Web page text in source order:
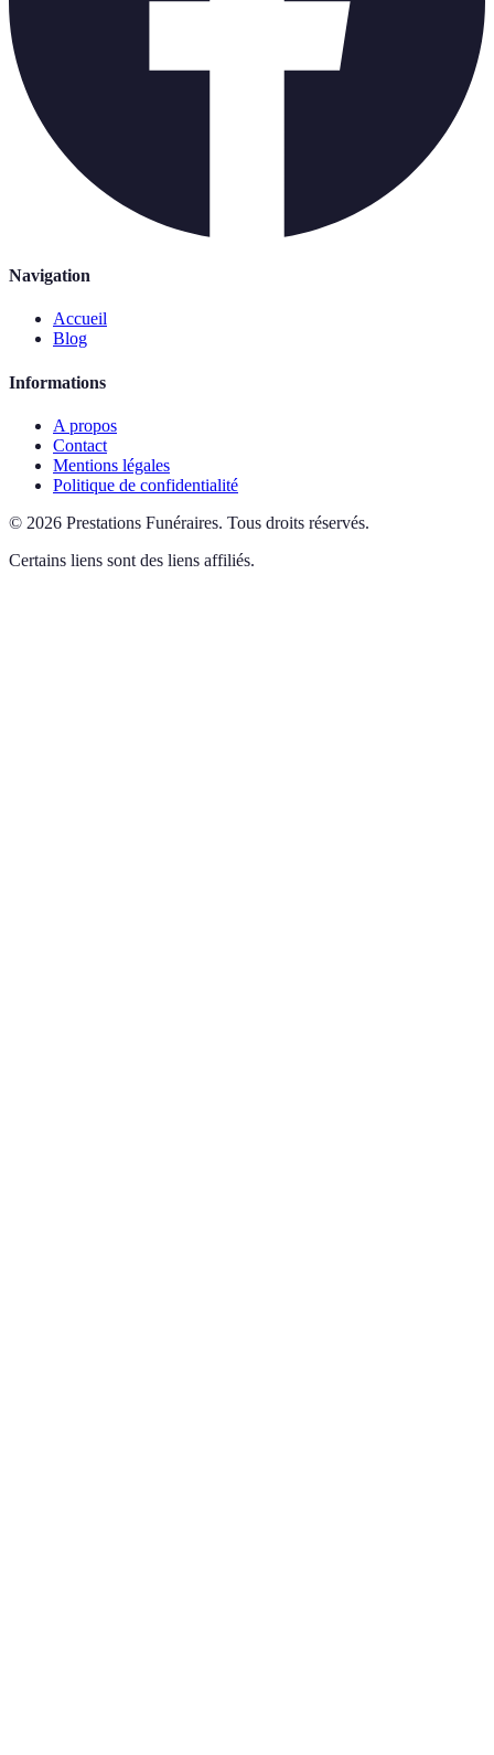
Navigation
Accueil
Blog
Informations
A propos
Contact
Mentions légales
Politique de confidentialité
© 2026 Prestations Funéraires. Tous droits réservés.
Certains liens sont des liens affiliés.